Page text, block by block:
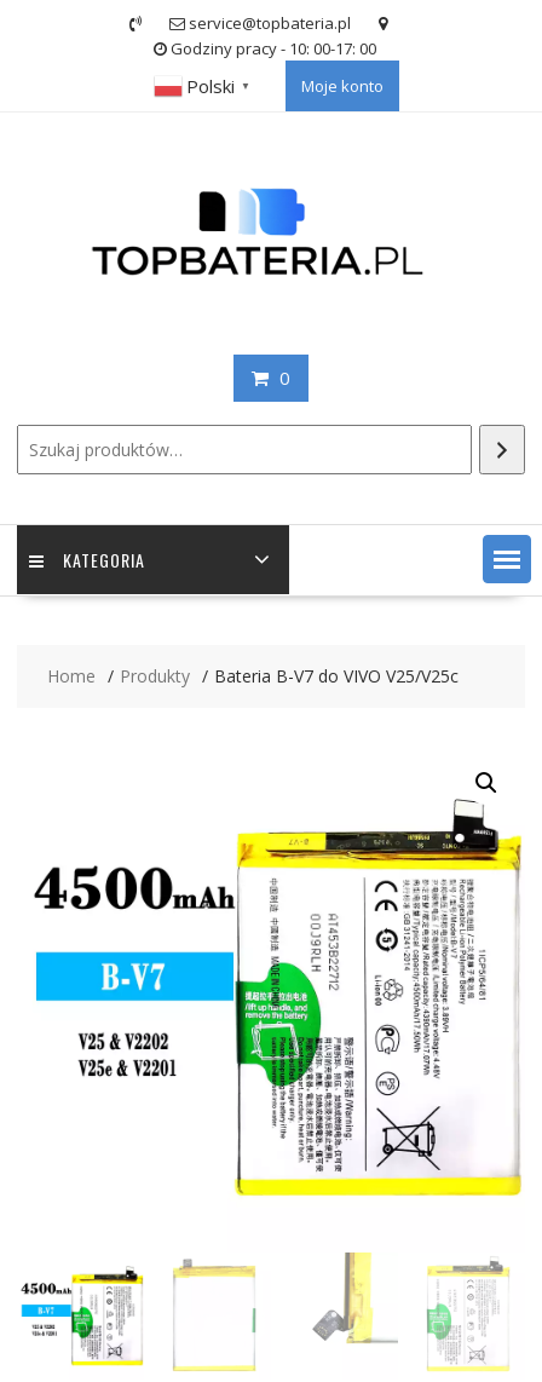
service@topbateria.pl
Godziny pracy - 10: 00-17: 00
Polski ▼ Moje konto
0
KATEGORIA
Home Produkty Bateria B-V7 do VIVO V25/V25c